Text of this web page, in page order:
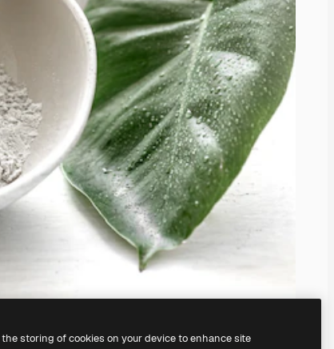
storing of cookies on your device to enhance site